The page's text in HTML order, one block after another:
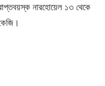
নারহোয়েল ১৩ থেকে